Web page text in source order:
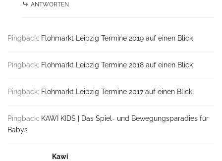
ANTWORTEN
Pingback: Flohmarkt Leipzig Termine 2019 auf einen Blick
Pingback: Flohmarkt Leipzig Termine 2018 auf einen Blick
Pingback: Flohmarkt Leipzig Termine 2017 auf einen Blick
Pingback: KAWI KIDS | Das Spiel- und Bewegungsparadies für
Babys
Kawi